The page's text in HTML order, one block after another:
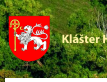
Preskočiť
na
obsah
Přeskočit
levý
panel
Preskočiť
na
pravý
panel
Přeskočit
na
patičku